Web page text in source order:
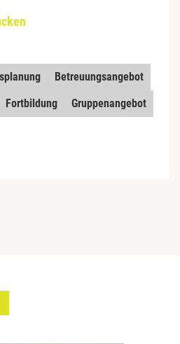
Betreuungsangebot
Fortbildung
Gruppenangebot